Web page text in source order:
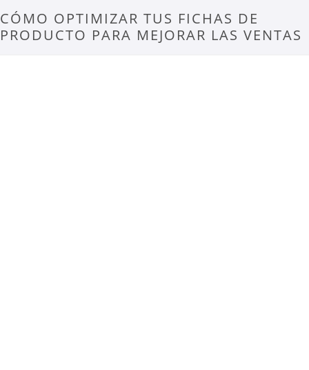
CÓMO OPTIMIZAR TUS FICHAS DE
PRODUCTO PARA MEJORAR LAS VENTAS